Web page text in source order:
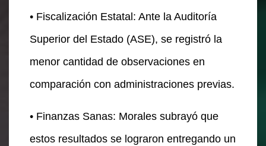
• Fiscalización Estatal: Ante la Auditoría
Superior del Estado (ASE), se registró la
menor cantidad de observaciones en
comparación con administraciones previas.
• Finanzas Sanas: Morales subrayó que
estos resultados se lograron entregando un